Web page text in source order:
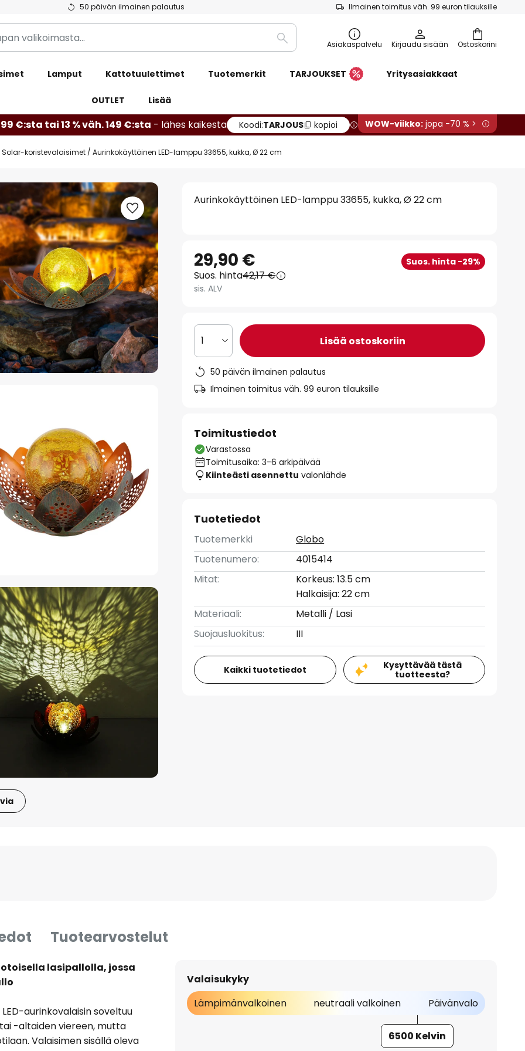
50 päivän ilmainen palautus Ilmainen toimitus väh. 99 euron tilauksille
Ostoskorini
Etsi Asiakaspalvelu Kirjaudu sisään
Lamput Kattotuulettimet Tuotemerkit TARJOUKSET Yritysasiakkaat
OUTLET Lisää
€:sta tai 13 % väh. 149 €:sta - lähes kaikesta Koodi:TARJOUS kopioi WOW-viikko: jopa -70 % >
Solar-koristevalaisimet Aurinkokäyttöinen LED-lamppu 33655, kukka, Ø 22 cm
Aurinkokäyttöinen LED-lamppu 33655, kukka, Ø 22 cm
29,90 € Suos. hinta -29%
Suos. hinta42,17 €
sis. ALV
1 Lisää ostoskoriin
50 päivän ilmainen palautus
Ilmainen toimitus väh. 99 euron tilauksille
Toimitustiedot
Varastossa
Toimitusaika: 3-6 arkipäivää
Kiinteästi asennettu valonlähde
Tuotetiedot
Tuotemerkki
Globo
Tuotenumero:
4015414
Mitat:
Korkeus: 13.5 cm
Halkaisija: 22 cm
Materiaali:
Metalli / Lasi
Suojausluokitus:
III
Kaikki tuotetiedot
Kysyttävää tästä
tuotteesta?
Tuotearvostelut
lasipallolla, jossa
aurinkovalaisin soveltuu
-altaiden viereen, mutta
Valaisimen sisällä oleva
Valaisukyky
Lämpimänvalkoinen
neutraali valkoinen Päivänvalo
6500 Kelvin